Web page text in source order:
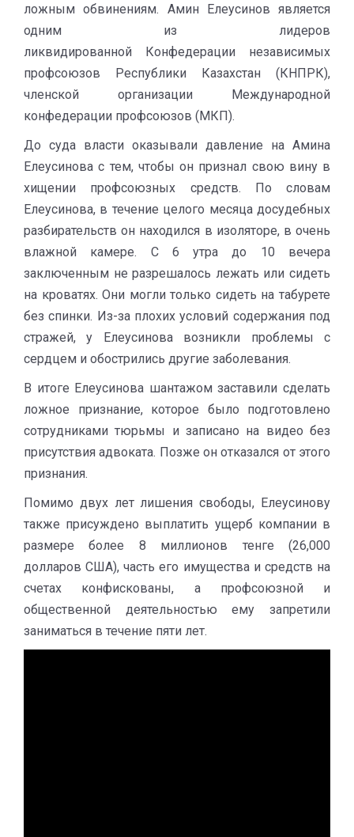
ложным обвинениям. Амин Елеусинов является
одним из лидеров
ликвидированной Конфедерации независимых
профсоюзов Республики Казахстан (КНПРК),
членской организации Международной
конфедерации профсоюзов (МКП).
До суда власти оказывали давление на Амина
Елеусинова с тем, чтобы он признал свою вину в
хищении профсоюзных средств. По словам
Елеусинова, в течение целого месяца досудебных
разбирательств он находился в изоляторе, в очень
влажной камере. С 6 утра до 10 вечера
заключенным не разрешалось лежать или сидеть
на кроватях. Они могли только сидеть на табурете
без спинки. Из-за плохих условий содержания под
стражей, у Елеусинова возникли проблемы с
сердцем и обострились другие заболевания.
В итоге Елеусинова шантажом заставили сделать
ложное признание, которое было подготовлено
сотрудниками тюрьмы и записано на видео без
присутствия адвоката. Позже он отказался от этого
признания.
Помимо двух лет лишения свободы, Елеусинову
также присуждено выплатить ущерб компании в
размере более 8 миллионов тенге (26,000
долларов США), часть его имущества и средств на
счетах конфискованы, а профсоюзной и
общественной деятельностью ему запретили
заниматься в течение пяти лет.